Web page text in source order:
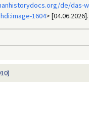
de/das-
1604> [04.06.2026].